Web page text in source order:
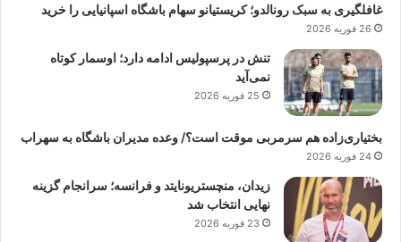
غافلگیری به سبک رونالدو؛ کریستیانو سهام باشگاه اسپانیایی را خرید
26 فوریه 2026
تنش در پرسپولیس ادامه دارد؛ اوسمار کوتاه
نمی‌آید
25 فوریه 2026
بختیاری‌زاده هم سرمربی موقت است؟/ وعده مدیران باشگاه به سهراب
24 فوریه 2026
زیدان، منچستریونایتد و فرانسه؛ سرانجام گزینه
نهایی انتخاب شد
23 فوریه 2026